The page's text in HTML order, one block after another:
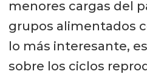
menores cargas del
grupos alimentados
lo más interesante,
sobre los ciclos